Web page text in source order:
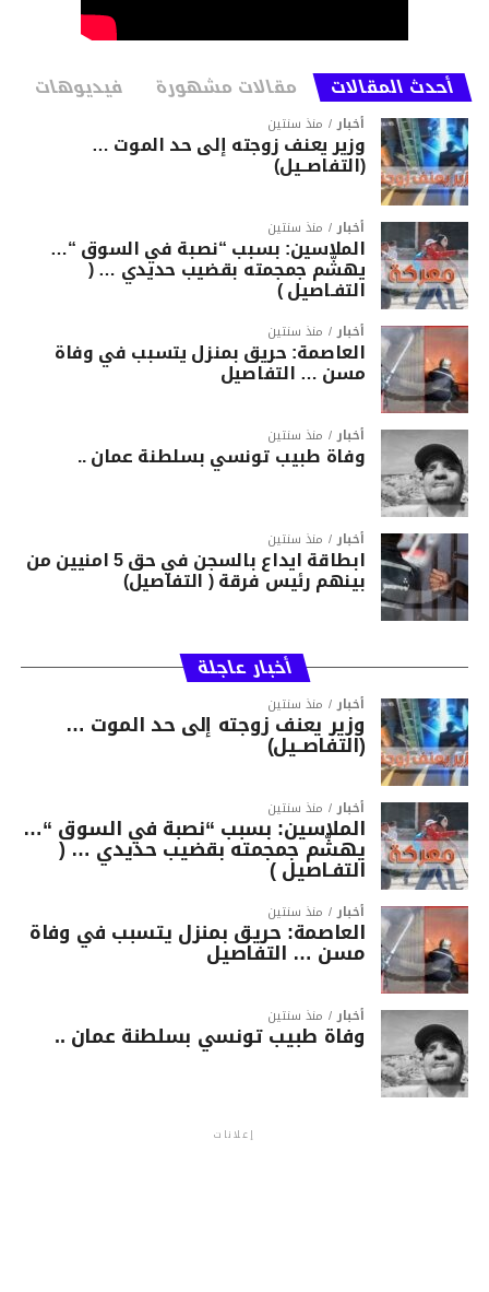
أحدث المقالات مقالات مشهورة فيديوهات
أخبار منذ سنتين
وزير يعنف زوجته إلى حد الموت …
(التفاصــيل)
أخبار منذ سنتين
الملاسين: بسبب “نصبة في السوق “…
يهشّم جمجمته بقضيب حديدي … (
التفـاصيل )
أخبار منذ سنتين
العاصمة: حريق بمنزل يتسبب في وفاة
مسن … التفاصيل
أخبار منذ سنتين
وفاة طبيب تونسي بسلطنة عمان ..
أخبار منذ سنتين
ابطاقة ايداع بالسجن في حق 5 امنيين من
بينهم رئيس فرقة ( التفاصيل)
أخبار عاجلة
أخبار منذ سنتين
وزير يعنف زوجته إلى حد الموت …
(التفاصــيل)
أخبار منذ سنتين
الملاسين: بسبب “نصبة في السوق “…
يهشّم جمجمته بقضيب حديدي … (
التفـاصيل )
أخبار منذ سنتين
العاصمة: حريق بمنزل يتسبب في وفاة
مسن … التفاصيل
أخبار منذ سنتين
وفاة طبيب تونسي بسلطنة عمان ..
إعلانات